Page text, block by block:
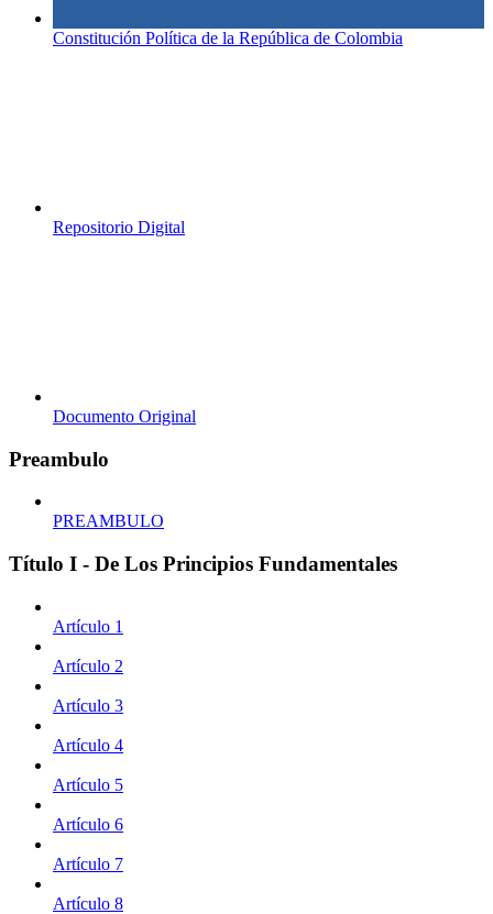
Constitución Política de la República de Colombia
Repositorio Digital
Documento Original
Preambulo
PREAMBULO
Título I - De Los Principios Fundamentales
Artículo 1
Artículo 2
Artículo 3
Artículo 4
Artículo 5
Artículo 6
Artículo 7
Artículo 8